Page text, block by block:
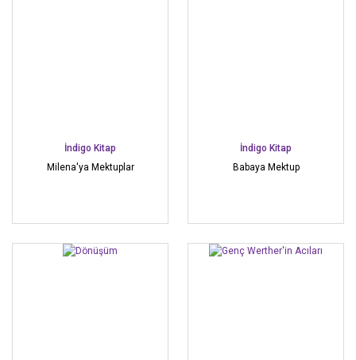
İndigo Kitap
Milena'ya Mektuplar
İndigo Kitap
Babaya Mektup